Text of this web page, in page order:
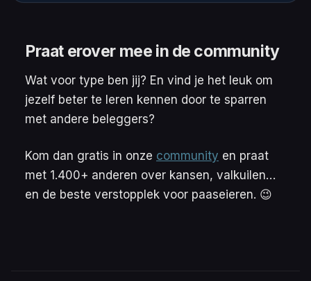
Praat erover mee in de community
Wat voor type ben jij? En vind je het leuk om
jezelf beter te leren kennen door te sparren
met andere beleggers?
Kom dan gratis in onze community en praat
met 1.400+ anderen over kansen, valkuilen…
en de beste verstopplek voor paaseieren. 😉